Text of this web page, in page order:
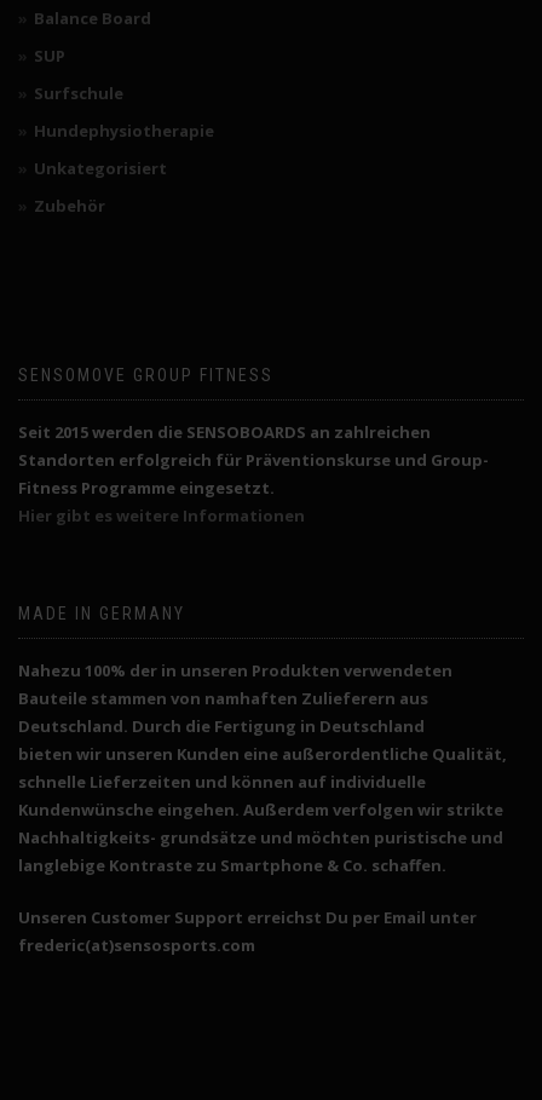
Balance Board
SUP
Surfschule
Hundephysiotherapie
Unkategorisiert
Zubehör
SENSOMOVE GROUP FITNESS
Seit 2015 werden die SENSOBOARDS an zahlreichen
Standorten erfolgreich für Präventionskurse und Group-
Fitness Programme eingesetzt.
Hier gibt es weitere Informationen
MADE IN GERMANY
Nahezu 100% der in unseren Produkten verwendeten
Bauteile stammen von namhaften Zulieferern aus
Deutschland. Durch die Fertigung in Deutschland
bieten wir unseren Kunden eine außerordentliche Qualität,
schnelle Lieferzeiten und können auf individuelle
Kundenwünsche eingehen. Außerdem verfolgen wir strikte
Nachhaltigkeits- grundsätze und möchten puristische und
langlebige Kontraste zu Smartphone & Co. schaffen.
Unseren Customer Support erreichst Du per Email unter
frederic(at)sensosports.com